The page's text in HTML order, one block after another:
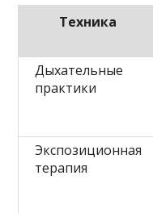
Техника
Дыхательные
практики
Экспозиционная
терапия